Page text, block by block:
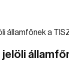
jelöli